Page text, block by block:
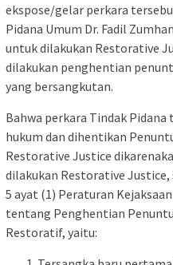
ekspose/gelar perkara
Pidana Umum Dr. Fadil
untuk dilakukan Restorative
dilakukan penghentian
yang bersangkutan.
Bahwa perkara Tindak
hukum dan dihentikan
Restorative Justice
dilakukan Restorative
5 ayat (1) Peraturan
tentang Penghentian
Restoratif, yaitu: